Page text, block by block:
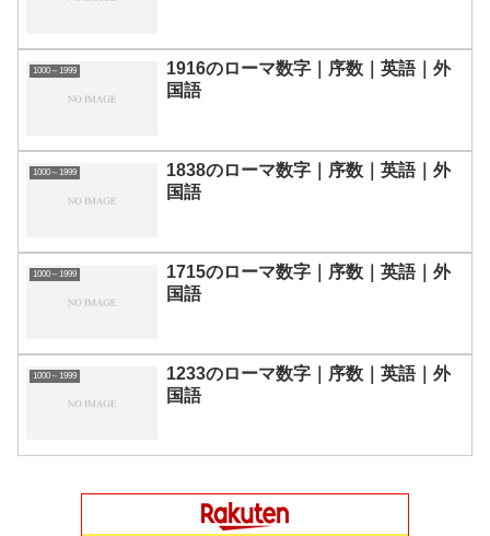
1000～1999
1916のローマ数字｜序数｜英語｜外
国語
1000～1999
1838のローマ数字｜序数｜英語｜外
国語
1000～1999
1715のローマ数字｜序数｜英語｜外
国語
1000～1999
1233のローマ数字｜序数｜英語｜外
国語